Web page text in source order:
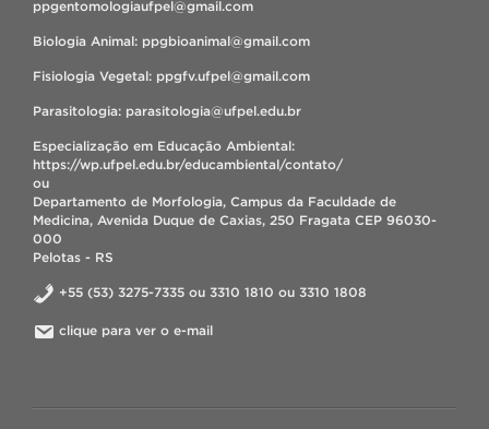
ppgentomologiaufpel@gmail.com
Biologia Animal: ppgbioanimal@gmail.com
Fisiologia Vegetal: ppgfv.ufpel@gmail.com
Parasitologia: parasitologia@ufpel.edu.br
Especialização em Educação Ambiental:
https://wp.ufpel.edu.br/educambiental/contato/
ou
Departamento de Morfologia, Campus da Faculdade de
Medicina, Avenida Duque de Caxias, 250 Fragata CEP 96030-
000
Pelotas - RS
+55 (53) 3275-7335 ou 3310 1810 ou 3310 1808
clique para ver o e-mail